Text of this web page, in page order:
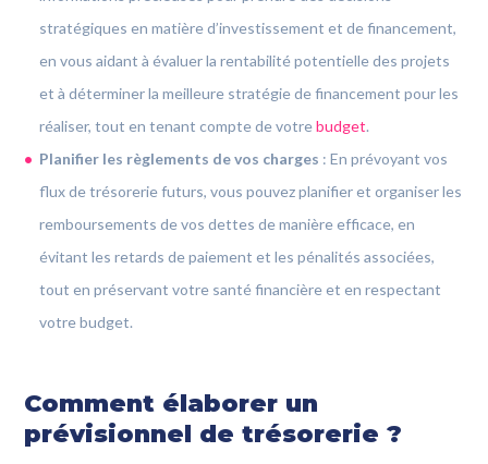
stratégiques en matière d’investissement et de financement,
en vous aidant à évaluer la rentabilité potentielle des projets
et à déterminer la meilleure stratégie de financement pour les
réaliser, tout en tenant compte de votrebudget.
Planifier les règlements de vos charges : En prévoyant vos
flux de trésorerie futurs, vous pouvez planifier et organiser les
remboursements de vos dettes de manière efficace, en
évitant les retards de paiement et les pénalités associées,
tout en préservant votre santé financière et en respectant
votre budget.
Comment élaborer un
prévisionnel de trésorerie ?